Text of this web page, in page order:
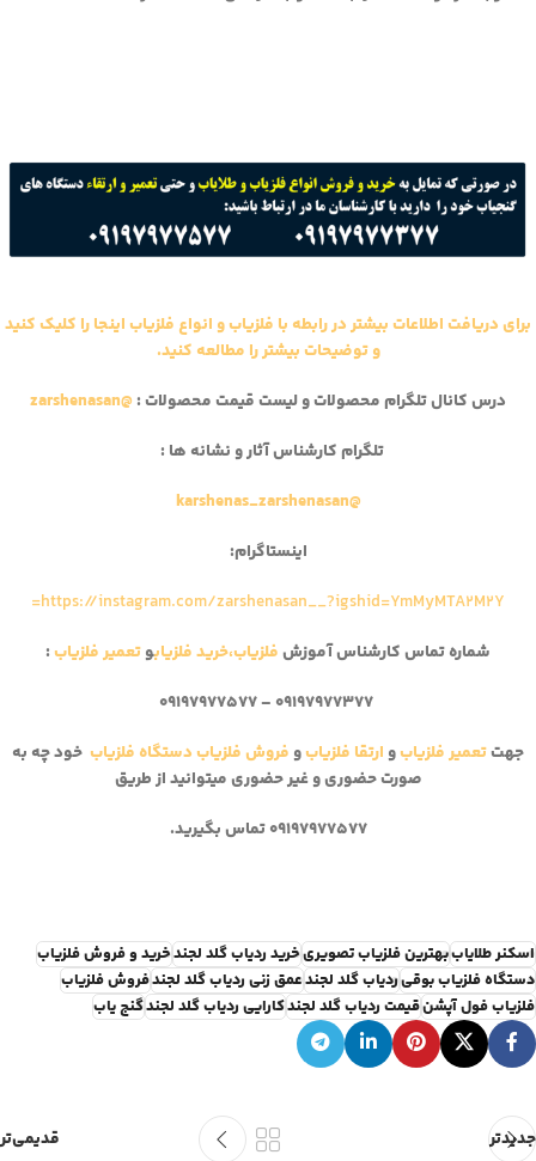
برای دریافت اطلاعات بیشتر در رابطه با فلزیاب و انواع فلزیاب اینجا را کلیک کنید
و توضیحات بیشتر را مطالعه کنید.
درس کانال تلگرام محصولات و لیست قیمت محصولات : @zarshenasan
تلگرام کارشناس آثار و نشانه ها :
@karshenas_zarshenasan
اینستاگرام:
https://instagram.com/zarshenasan__?igshid=YmMyMTA2M2Y=
شماره تماس کارشناس آموزشفلزیاب،خرید فلزیابوتعمیر فلزیاب:
جهتتعمیر فلزیابوارتقا فلزیابوفروش فلزیابدستگاه فلزیاب خود چه به
صورت حضوری و غیر حضوری میتوانید از طریق
۰۹۱۹۷۹۷۷۵۷۷ تماس بگیرید.
اسکنر طلایاببهترین فلزیاب تصویریخرید ردیاب گلد لجندخرید و فروش فلزیاب
دستگاه فلزیاب بوقیردیاب گلد لجندعمق زنی ردیاب گلد لجندفروش فلزیاب
فلزیاب فول آپشنقیمت ردیاب گلد لجندکارایی ردیاب گلد لجندگنج یاب
جدیدتر قدیمی‌تر